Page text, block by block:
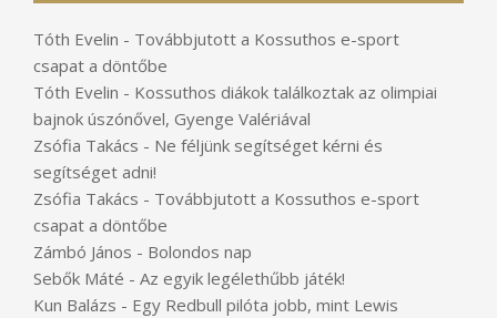
Tóth Evelin - Továbbjutott a Kossuthos e-sport
csapat a döntőbe
Tóth Evelin - Kossuthos diákok találkoztak az olimpiai
bajnok úszónővel, Gyenge Valériával
Zsófia Takács - Ne féljünk segítséget kérni és
segítséget adni!
Zsófia Takács - Továbbjutott a Kossuthos e-sport
csapat a döntőbe
Zámbó János - Bolondos nap
Sebők Máté - Az egyik legélethűbb játék!
Kun Balázs - Egy Redbull pilóta jobb, mint Lewis